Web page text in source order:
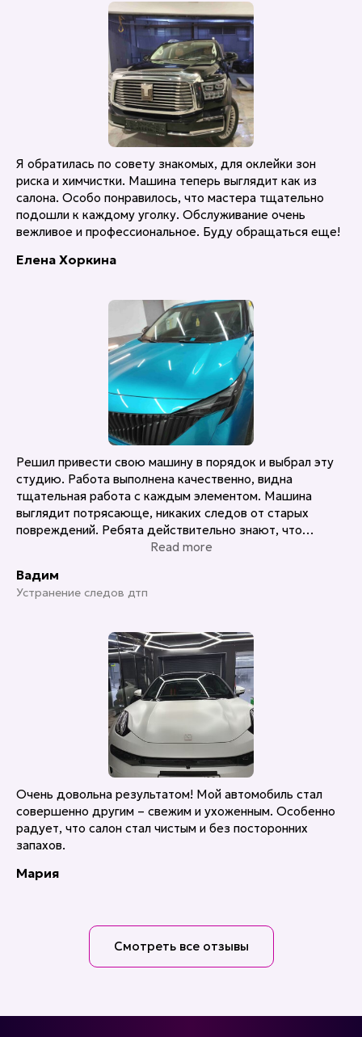
Я обратилась по совету знакомых, для оклейки зон
риска и химчистки. Машина теперь выглядит как из
салона. Особо понравилось, что мастера тщательно
подошли к каждому уголку. Обслуживание очень
вежливое и профессиональное. Буду обращаться еще!
Елена Хоркина
Решил привести свою машину в порядок и выбрал эту
студию. Работа выполнена качественно, видна
тщательная работа с каждым элементом. Машина
выглядит потрясающе, никаких следов от старых
повреждений. Ребята действительно знают, что
Read more
Вадим
Устранение следов дтп
Очень довольна результатом! Мой автомобиль стал
совершенно другим – свежим и ухоженным. Особенно
радует, что салон стал чистым и без посторонних
запахов.
Мария
Смотреть все отзывы